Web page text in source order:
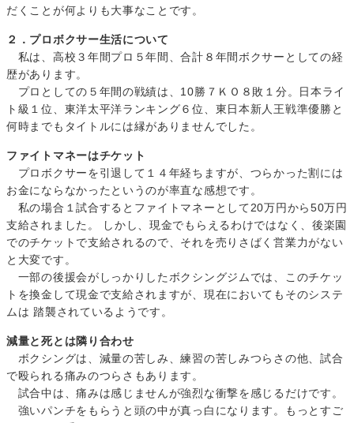
だくことが何よりも大事なことです。
２．プロボクサー生活について
私は、高校３年間プロ５年間、合計８年間ボクサーとしての経
歴があります。
プロとしての５年間の戦績は、10勝７ＫＯ８敗１分。日本ライ
ト級１位、東洋太平洋ランキング６位、東日本新人王戦準優勝と
何時までもタイトルには縁がありませんでした。
ファイトマネーはチケット
プロボクサーを引退して１４年経ちますが、つらかった割には
お金にならなかったというのが率直な感想です。
私の場合１試合するとファイトマネーとして20万円から50万円
支給されました。 しかし、現金でもらえるわけではなく、後楽園
でのチケットで支給されるので、それを売りさばく営業力がない
と大変です。
一部の後援会がしっかりしたボクシングジムでは、このチケッ
トを換金して現金で支給されますが、現在においてもそのシステ
ムは 踏襲されているようです。
減量と死とは隣り合わせ
ボクシングは、減量の苦しみ、練習の苦しみつらさの他、試合
で殴られる痛みのつらさもあります。
試合中は、痛みは感じませんが強烈な衝撃を感じるだけです。
強いパンチをもらうと頭の中が真っ白になります。もっとすご